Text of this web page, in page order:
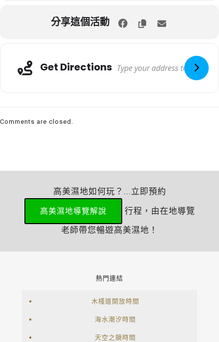
分享這個活動
Get Directions
Comments are closed.
高美濕地如何玩？...立即預約
高美濕地導覽解說
行程，由在地導覽
老師帶您暢遊高美濕地！
熱門連結
木棧道開放時間
海水潮汐時間
天空之鏡時間